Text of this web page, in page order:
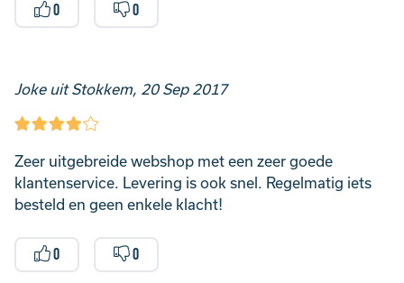
0 0
Joke uit Stokkem, 20 Sep 2017
Zeer uitgebreide webshop met een zeer goede
klantenservice. Levering is ook snel. Regelmatig iets
besteld en geen enkele klacht!
0 0